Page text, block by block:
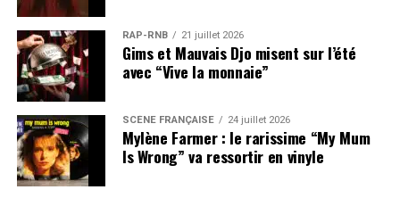
RAP-RNB 21 juillet 2026
Gims et Mauvais Djo misent sur l’été
avec “Vive la monnaie”
SCÈNE FRANÇAISE 24 juillet 2026
Mylène Farmer : le rarissime “My Mum
Is Wrong” va ressortir en vinyle